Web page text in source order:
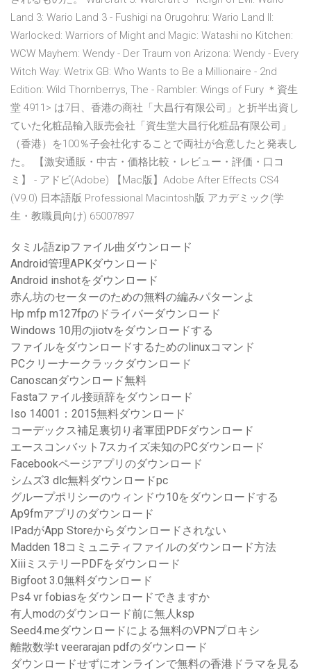
Land 3: Wario Land 3 - Fushigi na Orugohru: Wario Land II:
Warlocked: Warriors of Might and Magic: Watashi no Kitchen:
WCW Mayhem: Wendy - Der Traum von Arizona: Wendy - Every
Witch Way: Wetrix GB: Who Wants to Be a Millionaire - 2nd
Edition: Wild Thornberrys, The - Rambler: Wings of Fury ＊資生
堂 4911> は7日、香港の商社「大昌行有限公司」と折半出資し
ていた化粧品輸入販売会社「資生堂大昌行化粧品有限公司」
（香港）を100％子会社化することで両社が合意したと発表し
た。 【激安通販・中古・価格比較・レビュー・評価・口コ
ミ】 - アドビ(Adobe) 【Mac版】Adobe After Effects CS4
(V9.0) 日本語版 Professional Macintosh版 アカデミック(学
生・教職員向け) 65007897
タミル語zipファイル曲ダウンロード
Android管理APKダウンロード
Android inshotをダウンロード
赤ん坊のセーターのための無料の編みパターンよ
Hp mfp m127fpのドライバーダウンロード
Windows 10用のjiotvをダウンロードする
ファイルをダウンロードするためのlinuxコマンド
PCクリーナークラックダウンロード
Canoscanダウンロード無料
Fastaファイル接頭辞をダウンロード
Iso 14001：2015無料ダウンロード
コーデックス補足裏切り者軍団PDFダウンロード
エースコンバット7スカイズ未知のPCダウンロード
Facebookページアプリのダウンロード
シムズ3 dlc無料ダウンロードpc
グループポリシーのウィンドウ10をダウンロードする
Ap9fmアプリのダウンロード
IPadがApp Storeからダウンロードされない
Madden 18コミュニティファイルのダウンロード方法
XiiiミステリーPDFをダウンロード
Bigfoot 3.0無料ダウンロード
Ps4 vr fobiasをダウンロードできますか
有人modのダウンロード前に無人ksp
Seed4.meダウンロードによる無料のVPNプロキシ
離散数学t veerarajan pdfのダウンロード
ダウンロードせずにオンラインで無料の香港ドラマを見る